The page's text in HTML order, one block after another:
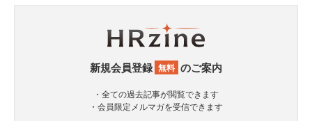
新規会員登録 無料 のご案内
・全ての過去記事が閲覧できます
・会員限定メルマガを受信できます